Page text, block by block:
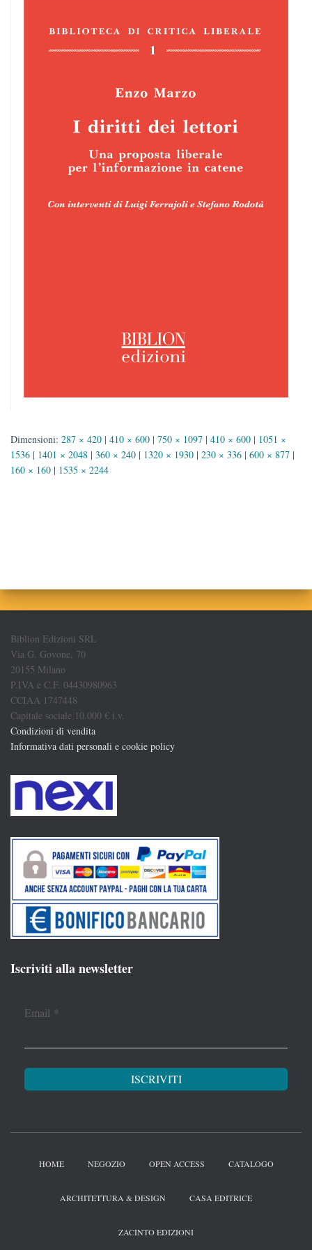
Dimensioni: 287 × 420 | 410 × 600 | 750 × 1097 | 410 × 600 | 1051 ×
1536 | 1401 × 2048 | 360 × 240 | 1320 × 1930 | 230 × 336 | 600 × 877 |
160 × 160 | 1535 × 2244
Biblion Edizioni SRL
Via G. Govone, 70
20155 Milano
P.IVA e C.F. 04430980963
CCIAA 1747448
Capitale sociale 10.000 € i.v.
Condizioni di vendita
Informativa dati personali e cookie policy
Iscriviti alla newsletter
Email *
HOME NEGOZIO OPEN ACCESS CATALOGO
ARCHITETTURA & DESIGN CASA EDITRICE
ZACINTO EDIZIONI